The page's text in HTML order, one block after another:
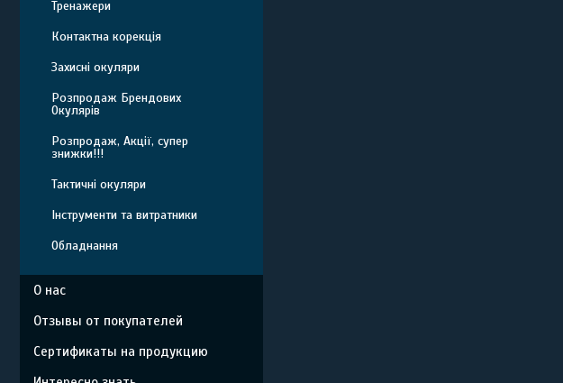
Тренажери
Контактна корекція
Захисні окуляри
Розпродаж Брендових
Окулярів
Розпродаж, Акції, супер
знижки!!!
Тактичні окуляри
Інструменти та витратники
Обладнання
О нас
Отзывы от покупателей
Сертификаты на продукцию